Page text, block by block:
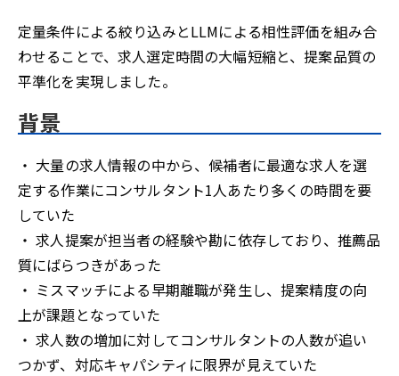
定量条件による絞り込みとLLMによる相性評価を組み合
わせることで、求人選定時間の大幅短縮と、提案品質の
平準化を実現しました。
背景
・ 大量の求人情報の中から、候補者に最適な求人を選
定する作業にコンサルタント1人あたり多くの時間を要
していた
・ 求人提案が担当者の経験や勘に依存しており、推薦品
質にばらつきがあった
・ ミスマッチによる早期離職が発生し、提案精度の向
上が課題となっていた
・ 求人数の増加に対してコンサルタントの人数が追い
つかず、対応キャパシティに限界が見えていた